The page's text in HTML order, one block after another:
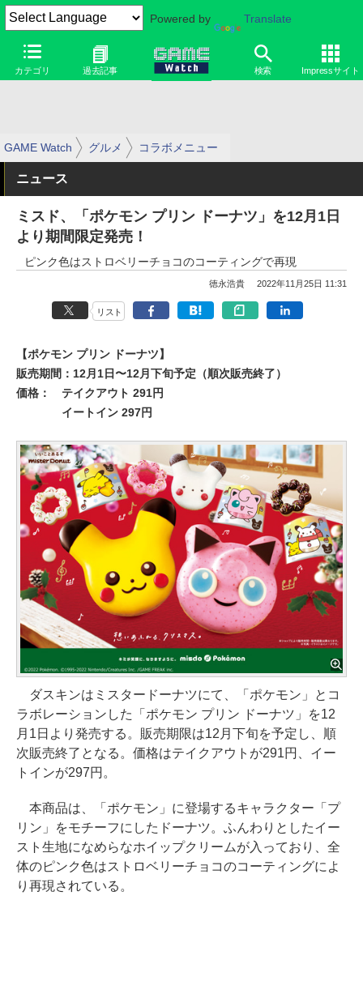
Powered by Translate
カテゴリ 過去記事 検索 Impressサイト
GAME Watch グルメ コラボメニュー
ニュース
ミスド、「ポケモン プリン ドーナツ」を12月1日
より期間限定発売！
ピンク色はストロベリーチョコのコーティングで再現
徳永浩貴 2022年11月25日 11:31
リスト
【ポケモン プリン ドーナツ】
販売期間：12月1日〜12月下旬予定（順次販売終了）
価格： テイクアウト 291円
イートイン 297円
ダスキンはミスタードーナツにて、「ポケモン」とコ
ラボレーションした「ポケモン プリン ドーナツ」を12
月1日より発売する。販売期限は12月下旬を予定し、順
次販売終了となる。価格はテイクアウトが291円、イー
トインが297円。
本商品は、「ポケモン」に登場するキャラクター「プ
リン」をモチーフにしたドーナツ。ふんわりとしたイー
スト生地になめらなホイップクリームが入っており、全
体のピンク色はストロベリーチョコのコーティングによ
り再現されている。